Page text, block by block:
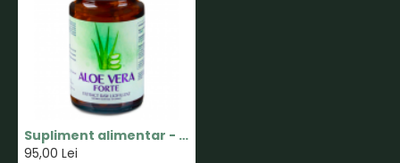
Supliment alimentar - Aloe Vera - 60 tablete - Aronia Charlottenburg
95,00 Lei